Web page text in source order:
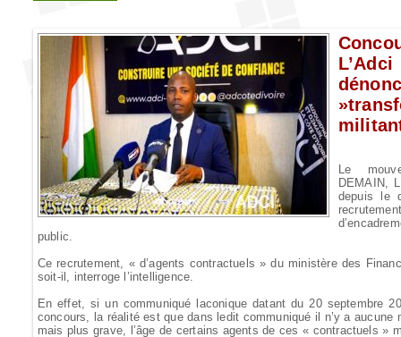
Le
DEMAIN,
depuis le
public.
Ce recrutement, « d’agents contractuels » du ministère des
soit-il, interroge l’intelligence.
En effet, si un communiqué laconique datant du 20 septembre
concours, la réalité est que dans ledit communiqué il n’y a
mais plus grave, l’âge de certains agents de ces « contractuels »